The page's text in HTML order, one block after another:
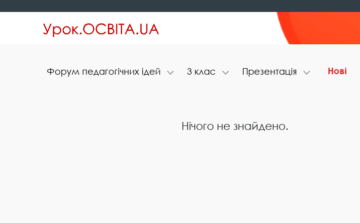
Ф​о​р​у​м​ ​п​е​д​а​г​о​г​і​ч​н​и​х​ ​і​д​е​й 3​ ​к​л​а​с П​р​е​з​е​н​т​а​ц​і​я Нові
Нічого не знайдено.